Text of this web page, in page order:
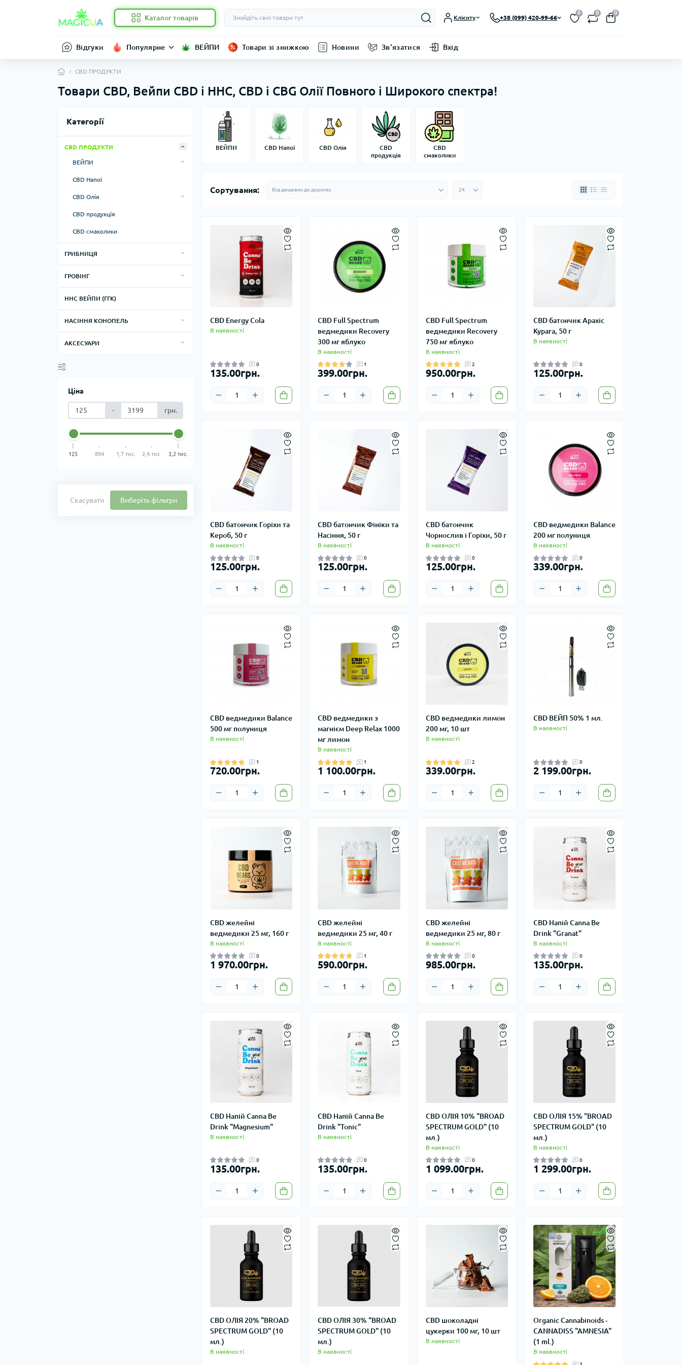
Каталог товарів Клієнту +38 (099) 420-99-66
0 0 0
Відгуки Популярне ВЕЙПИ Товари зі знижкою Новини Зв'язатися Вхід
CBD ПРОДУКТИ
Товари CBD, Вейпи CBD і HHC, CBD і CBG Олії Повного і Широкого спектра!
Категорії
CBD ПРОДУКТИ
ВЕЙПИ
CBD Напої
CBD Олія
CBD продукція
CBD смаколики
ГРИБНИЦЯ
Psilocybe Cubensis
Рідкий міцелій Psilocybe Cubensis
ГРОВІНГ
HHC ВЕЙПИ (ГГК)
НАСІННЯ КОНОПЕЛЬ
Найпопулярніші
Найпотужніші
Високоврожайні
Смішна Сатива
Для початківців
Компактні рослини
АКСЕСУАРИ
Ціна
- грн.
125 894 1,7 тис. 2,4 тис. 3,2 тис.
Скасувати Виберіть фільтри
ВЕЙПИ CBD Напої CBD Олія
CBD
продукція
CBD
смаколики
Сортування:
CBD Energy Cola
В наявності
0
135.00грн.
CBD Full Spectrum
ведмедики Recovery
300 мг яблуко
В наявності
1
399.00грн.
CBD Full Spectrum
ведмедики Recovery
750 мг яблуко
В наявності
2
950.00грн.
CBD батончик Арахіс
Курага, 50 г
В наявності
0
125.00грн.
CBD батончик Горіхи та
Кероб, 50 г
В наявності
0
125.00грн.
CBD батончик Фініки та
Насіння, 50 г
В наявності
0
125.00грн.
CBD батончик
Чорнослив і Горіхи, 50 г
В наявності
0
125.00грн.
CBD ведмедики Balance
200 мг полуниця
В наявності
0
339.00грн.
CBD ведмедики Balance
500 мг полуниця
В наявності
1
720.00грн.
CBD ведмедики з
магнієм Deep Relax 1000
мг лимон
В наявності
1
1 100.00грн.
CBD ведмедики лимон
200 мг, 10 шт
В наявності
2
339.00грн.
CBD ВЕЙП 50% 1 мл.
В наявності
0
2 199.00грн.
CBD желейні
ведмедики 25 мг, 160 г
В наявності
0
1 970.00грн.
CBD желейні
ведмедики 25 мг, 40 г
В наявності
1
590.00грн.
CBD желейні
ведмедики 25 мг, 80 г
В наявності
0
985.00грн.
CBD Напій Canna Be
Drink "Granat"
В наявності
0
135.00грн.
CBD Напій Canna Be
Drink "Magnesium"
В наявності
0
135.00грн.
CBD Напій Canna Be
Drink "Tonic"
В наявності
0
135.00грн.
CBD ОЛІЯ 10% "BROAD
SPECTRUM GOLD" (10
мл.)
В наявності
0
1 099.00грн.
CBD ОЛІЯ 15% "BROAD
SPECTRUM GOLD" (10
мл.)
В наявності
0
1 299.00грн.
CBD ОЛІЯ 20% "BROAD
SPECTRUM GOLD" (10
мл.)
В наявності
CBD ОЛІЯ 30% "BROAD
SPECTRUM GOLD" (10
мл.)
В наявності
CBD шоколадні
цукерки 100 мг, 10 шт
В наявності
Organic Cannabinoids -
CANNADISS "AMNESIA"
(1 ml.)
В наявності